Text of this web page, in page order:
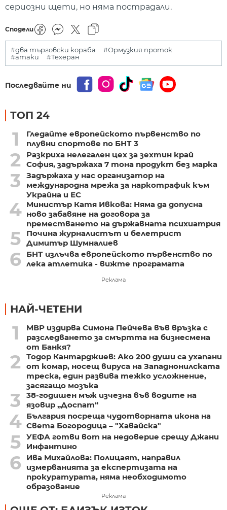
сериозни щети, но няма пострадали.
Сподели
#два търговски кораба
#Ормузкия проток
#атаки
#Техеран
Последвайте ни
ТОП 24
1
Гледайте европейското първенство по
плувни спортове по БНТ 3
2
Разкриха нелегален цех за зехтин край
София, задържаха 7 тона продукт без марка
3
Задържаха у нас организатор на
международна мрежа за наркотрафик към
Украйна и ЕС
4 Министър Катя Ивкова: Няма да допусна
ново забавяне на договора за
преместването на държавната психиатрия
5
Почина журналистът и белетрист
Димитър Шумналиев
6
БНТ излъчва европейското първенство по
лека атлетика - вижте програмата
Реклама
НАЙ-ЧЕТЕНИ
1
МВР издирва Симона Пейчева във връзка с
разследването за смъртта на бизнесмена
от Банкя?
2
Тодор Кантарджиев: Ако 200 души са ухапани
от комар, носещ вируса на Западнонилската
треска, един развива тежко усложнение,
засягащо мозъка
3
38-годишен мъж изчезна във водите на
язовир „Доспат“
4 България посреща чудотворната икона на
Света Богородица – "Хавайска"
5 УЕФА готви вот на недоверие срещу Джани
Инфантино
6
Ива Михайлова: Полицаят, направил
измерванията за експертизата на
прокуратурата, няма необходимото
образование
Реклама